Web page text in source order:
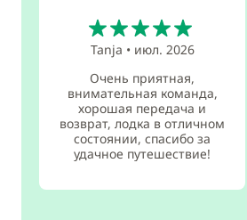
Tanja • июл. 2026
Очень приятная,
внимательная команда,
хорошая передача и
возврат, лодка в отличном
состоянии, спасибо за
удачное путешествие!